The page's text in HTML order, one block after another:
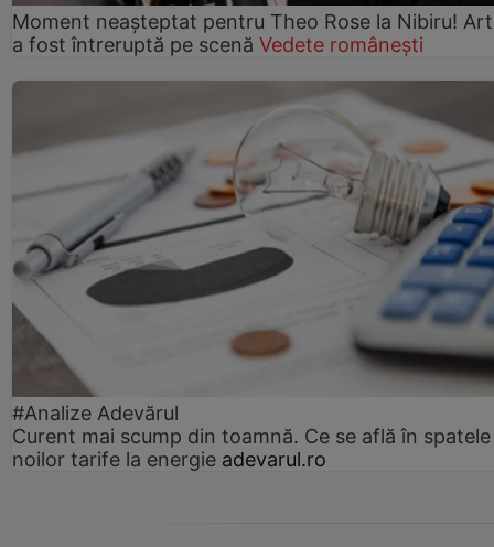
Moment neașteptat pentru Theo Rose la Nibiru!
a fost întreruptă pe scenă Vedete românești
#Analize Adevărul
Curent mai scump din toamnă. Ce se află în spatele
noilor tarife la energie adevarul.ro